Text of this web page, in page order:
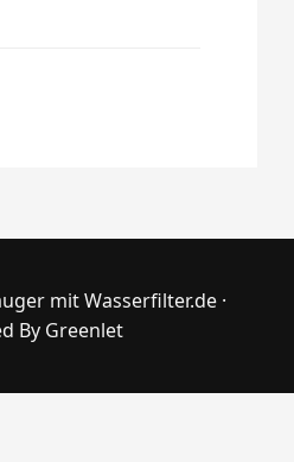
mit Wasserfilter.de ·
By Greenlet